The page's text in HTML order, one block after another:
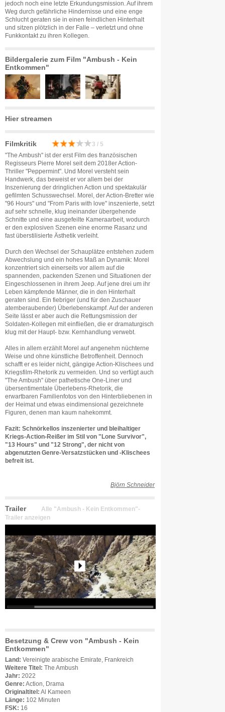
jedoch noch eine letzte Erkundungsmission. Auf ihrem
Weg durch gefährliche Hindernisse und eine enge
Schlucht geraten sie in einen feindlichen Hinterhalt
und sitzen plötzlich in der Falle – verletzt und ohne
Funkkontakt zu ihren Kollegen.
Bildergalerie zum Film "Ambush - Kein
Entkommen"
Hier streamen
Filmkritik 3 / 5
"The Ambush" ist der erst Film des französischen
Regisseurs Pierre Morel seit dem 2018er Action-
Thriller "Peppermint". Und Morel versteht sein
Handwerk, das beweist er vor allem bei der
Inszenierung der dringlichen Action und spektakulär
gefilmten Schusswechsel. Morel, der Action-Bretter wie
"96 Hours" und "From Paris with love" inszenierte, setzt
auf sehr schnelle, klug ineinander übergehende
Schnitte und eine ausgefeilte Kameraarbeit, wodurch
er den explosiven Szenen eine enorme Rasanz und
fast überstilisierte Ästhetik verleiht.
Durch den Wechsel der Schauplätze entstehen zudem
Abwechslung und ein hohes Maß an Dynamik: Morel
konzentriert sich einerseits vor allem auf die
spannenden, packenden Szenen und Situationen der
Eingeschlossenen in ihrem Jeep. Auf jene drei um ihr
Leben kämpfende Männer, die in den Hinterhalt
geraten sind. Ein fiebriger (und für den Zuschauer
atemberaubender) Überlebenskampf. Auf der anderen
Seite lässt er aber auch die Rettungsmission der
Soldaten-Kollegen mit einfließen, die er dramaturgisch
klug mit der Haupt- bzw. Kernhandlung verwebt.
Alles in allem erzählt Morel auf angenehm nüchterne
Weise und ohne künstliche Betroffenheit. Dennoch
schafft er es leider nicht, gängige Action-Klischees und
Kriegsfilm-Rhetorik zu vermeiden. Und so verfügt auch
"The Ambush" über pathetische One-Liner und
übersentimentale Überlebens-Rhetorik, die
erwartbaren Familienfotos von den Hinterbliebenen in
der Heimat und etwas eindimensional gezeichnete
Figuren, denen man kaum nahekommt.
Fazit: Schnörkellos inszenierter und bleihaltiger
Kriegs-Action-Reißer im Stil von "Lone Survivor",
"13 Hours" und "12 Strong", der nicht von
abgenutzten Genre-Versatzstücken und -Klischees
befreit ist.
Björn Schneider
Trailer
Alle "Ambush - Kein Entkommen"-
Trailer anzeigen
Besetzung & Crew von "Ambush - Kein
Entkommen"
Land: Vereinigte arabische Emirate, Frankreich
Weitere Titel: The Ambush
Jahr: 2022
Genre: Action, Drama
Originaltitel: Al Kameen
Länge: 102 Minuten
FSK: 16